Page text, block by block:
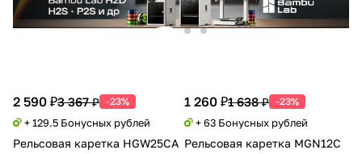
2 590 ₽3 367 ₽ -23%
+ 129.5 Бонусных рублей
Рельсовая каретка HGW25CA
1 260 ₽1 638 ₽ -23%
+ 63 Бонусных рублей
Рельсовая каретка MGN12C